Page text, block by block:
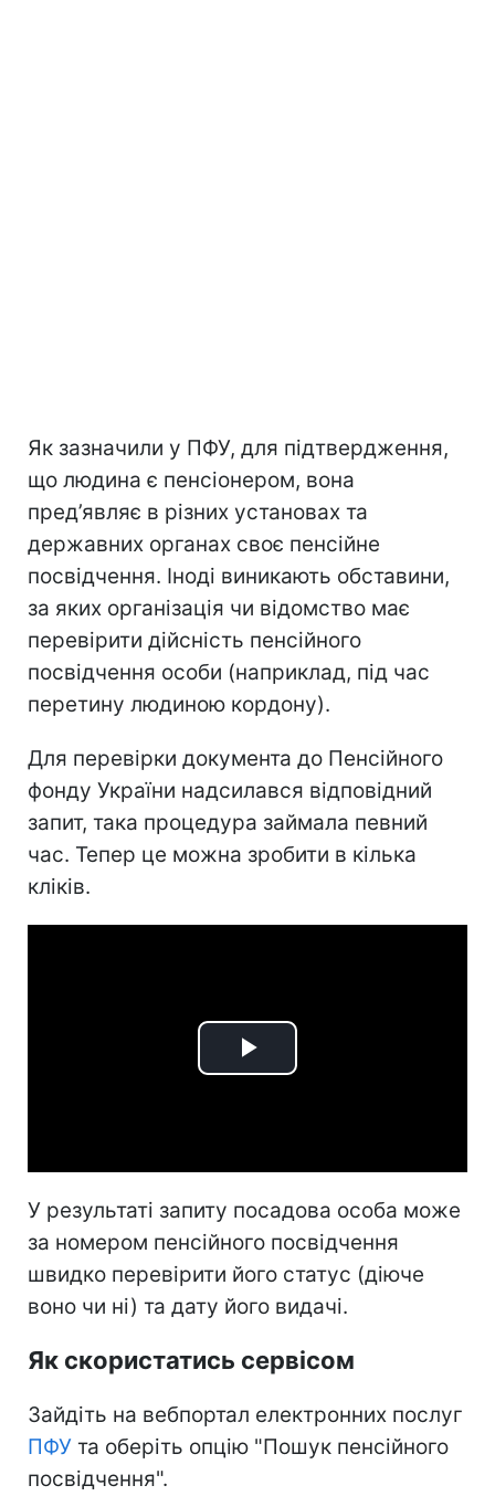
Як зазначили у ПФУ, для підтвердження,
що людина є пенсіонером, вона
пред’являє в різних установах та
державних органах своє пенсійне
посвідчення. Іноді виникають обставини,
за яких організація чи відомство має
перевірити дійсність пенсійного
посвідчення особи (наприклад, під час
перетину людиною кордону).
Для перевірки документа до Пенсійного
фонду України надсилався відповідний
запит, така процедура займала певний
час. Тепер це можна зробити в кілька
кліків.
Play
У результаті запиту посадова особа може
за номером пенсійного посвідчення
швидко перевірити його статус (діюче
воно чи ні) та дату його видачі.
Як скористатись сервісом
Зайдіть на вебпортал електронних послуг
ПФУ та оберіть опцію "Пошук пенсійного
посвідчення".